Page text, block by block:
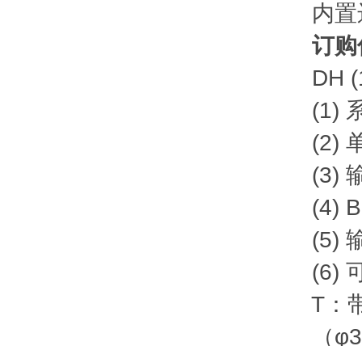
内置
订
DH
(1) 系
(2) 单
(3) 输
(4) B
(5) 输
(6)
T：带
（